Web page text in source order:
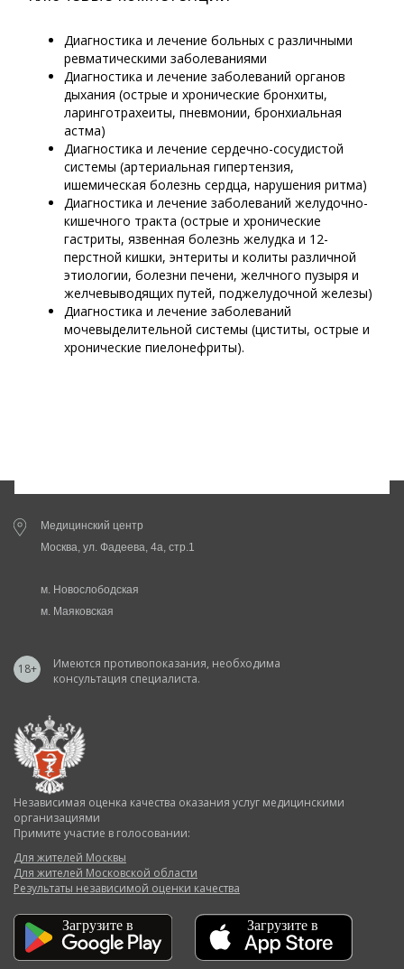
Диагностика и лечение больных с различными
ревматическими заболеваниями
Диагностика и лечение заболеваний органов
дыхания (острые и хронические бронхиты,
ларинготрахеиты, пневмонии, бронхиальная
астма)
Диагностика и лечение сердечно-сосудистой
системы (артериальная гипертензия,
ишемическая болезнь сердца, нарушения ритма)
Диагностика и лечение заболеваний желудочно-
кишечного тракта (острые и хронические
гастриты, язвенная болезнь желудка и 12-
перстной кишки, энтериты и колиты различной
этиологии, болезни печени, желчного пузыря и
желчевыводящих путей, поджелудочной железы)
Диагностика и лечение заболеваний
мочевыделительной системы (циститы, острые и
хронические пиелонефриты).
Медицинский центр
Москва, ул. Фадеева, 4а, стр.1
м. Новослободская
м. Маяковская
18+
Имеются противопоказания, необходима
консультация специалиста.
Независимая оценка качества оказания услуг медицинскими
организациями
Примите участие в голосовании:
Для жителей Москвы
Для жителей Московской области
Результаты независимой оценки качества